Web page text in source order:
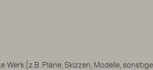
(z.B. Pläne, Skizzen, Modelle, sonstige